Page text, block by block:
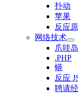
扑动
苹果
反应
网络技术
爪哇岛
.PHP
蟒
反应
聘请